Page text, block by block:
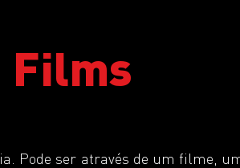
Films
Pode ser através de um filme,